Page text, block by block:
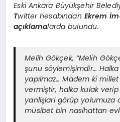
Eski Ankara Büyükşehir
Twitter hesabından Ekrem
açıklamalarda bulundu.
Melih Gökçek, “Meli̇h
şunu söylemi̇şi̇mdi̇r…
yapılmaz… Madem ki̇
vermi̇şti̇r, halka kulak
yanlişlari görüp yolumuza
müsi̇̇bet bi̇n nasi̇hattan